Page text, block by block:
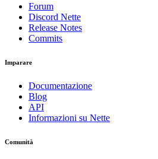
Forum
Discord Nette
Release Notes
Commits
Imparare
Documentazione
Blog
API
Informazioni su Nette
Comunità